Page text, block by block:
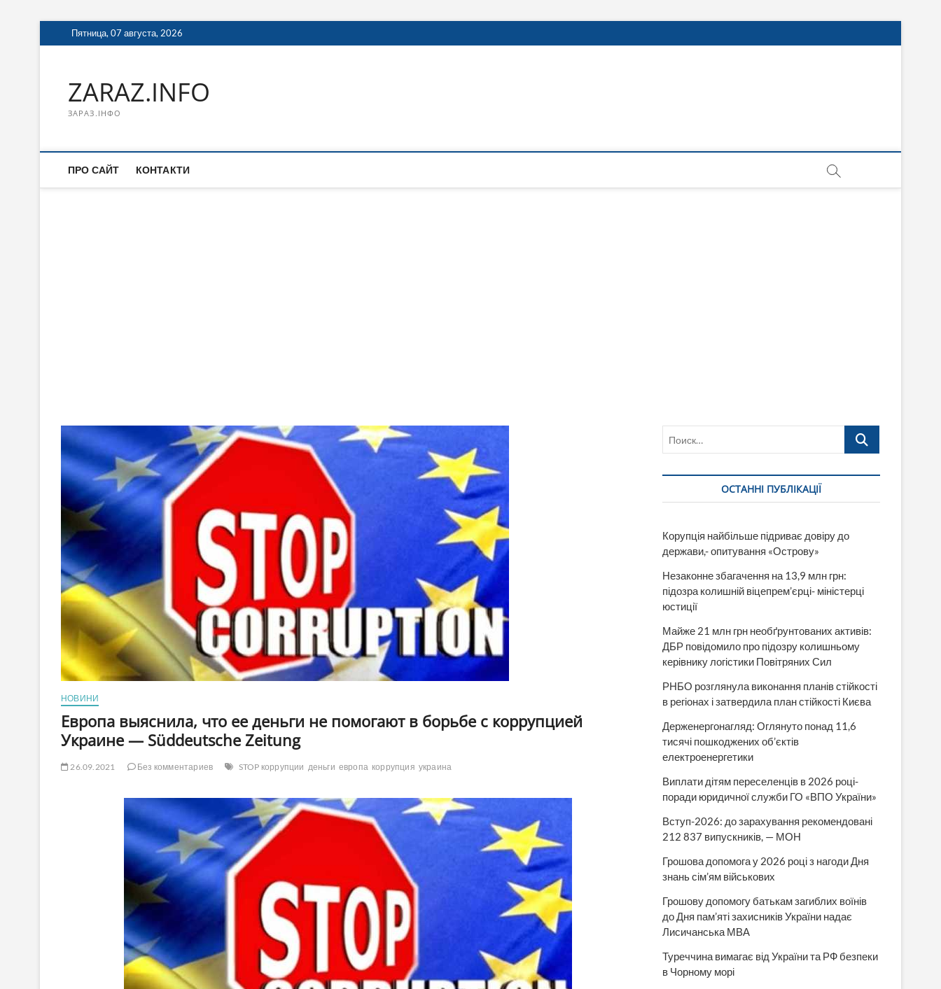
Перейти
к
Пятница, 07 августа, 2026
ZARAZ.INFO
ЗАРАЗ.ІНФО
ПРО САЙТ КОНТАКТИ
НОВИНИ
Европа выяснила, что ее деньги не помогают в борьбе с коррупцией
Украине — Süddeutsche Zeitung
26.09.2021 Без комментариев STOP коррупции деньги европа коррупция украина
Поиск…
ОСТАННІ ПУБЛІКАЦІЇ
Корупція найбільше підриває довіру до
держави,- опитування «Острову»
Незаконне збагачення на 13,9 млн грн:
підозра колишній віцепрем’єрці- міністерці
юстиції
Майже 21 млн грн необґрунтованих активів:
ДБР повідомило про підозру колишньому
керівнику логістики Повітряних Сил
РНБО розглянула виконання планів стійкості
в регіонах і затвердила план стійкості Києва
Держенергонагляд: Оглянуто понад 11,6
тисячі пошкоджених об’єктів
електроенергетики
Виплати дітям переселенців в 2026 році-
поради юридичної служби ГО «ВПО України»
Вступ-2026: до зарахування рекомендовані
212 837 випускників, — МОН
Грошова допомога у 2026 році з нагоди Дня
знань сім’ям військових
Грошову допомогу батькам загиблих воїнів
до Дня пам’яті захисників України надає
Лисичанська МВА
Туреччина вимагає від України та РФ безпеки
в Чорному морі